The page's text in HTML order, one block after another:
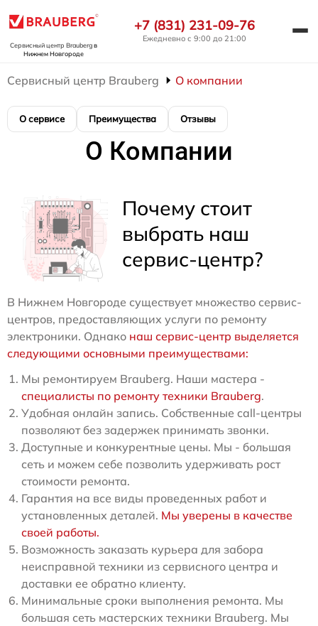
Сервисный центр Braubergв
Нижнем Новгороде
+7 (831) 231-09-76
Ежедневно с 9:00 до 21:00
Сервисный центр Brauberg О компании
О сервисе Преимущества Отзывы
О Компании
Почему стоит
выбрать наш
сервис-центр?
В Нижнем Новгороде существует множество сервис-
центров, предоставляющих услуги по ремонту
электроники. Однако наш сервис-центр выделяется
следующими основными преимуществами:
Мы ремонтируем Brauberg. Наши мастера -
специалисты по ремонту техники Brauberg.
Удобная онлайн запись. Собственные call-центры
позволяют без задержек принимать звонки.
Доступные и конкурентные цены. Мы - большая
сеть и можем себе позволить удерживать рост
стоимости ремонта.
Гарантия на все виды проведенных работ и
установленных деталей. Мы уверены в качестве
своей работы.
Возможность заказать курьера для забора
неисправной техники из сервисного центра и
доставки ее обратно клиенту.
Минимальные сроки выполнения ремонта. Мы
большая сеть мастерских техники Brauberg. Мы